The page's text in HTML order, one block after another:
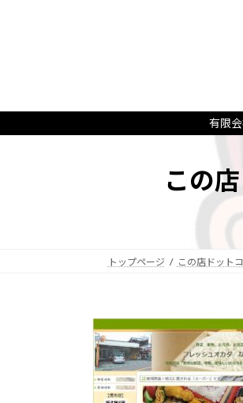
有限
この
トップページ この店ドット